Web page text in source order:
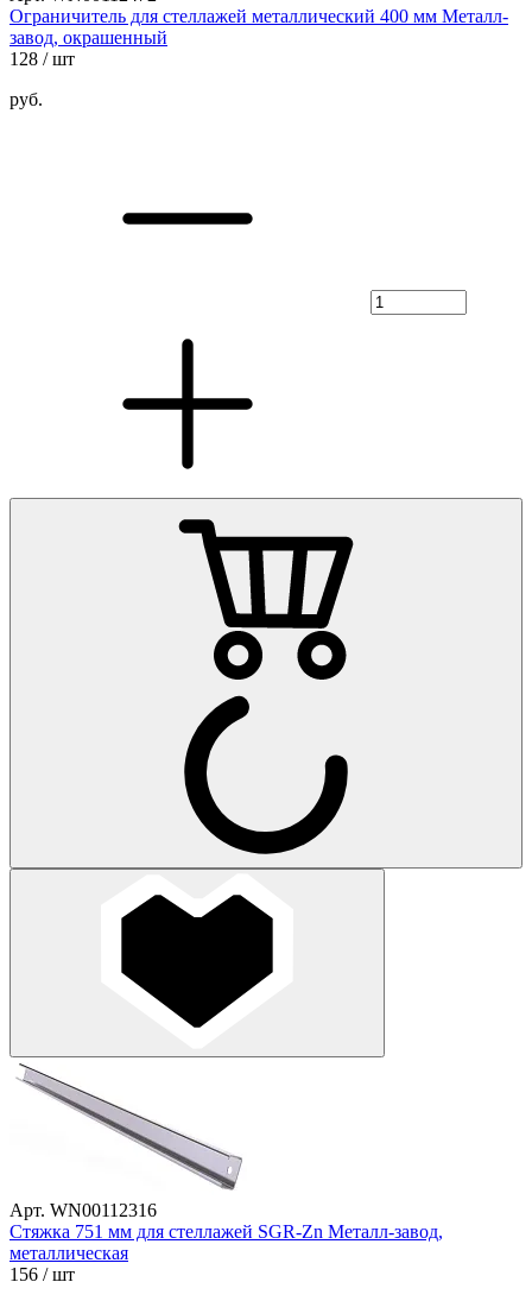
Ограничитель для стеллажей металлический 400 мм Металл-
завод, окрашенный
128 / шт
руб.
Арт. WN00112316
Стяжка 751 мм для стеллажей SGR-Zn Металл-завод,
металлическая
156 / шт